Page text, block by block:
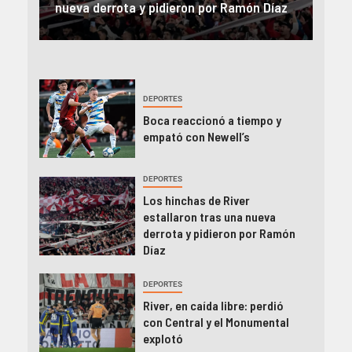
el Monumental explotó
DEPORTES
Boca reaccionó a tiempo y
empató con Newell’s
DEPORTES
Los hinchas de River
estallaron tras una nueva
derrota y pidieron por Ramón
Díaz
DEPORTES
River, en caída libre: perdió
con Central y el Monumental
explotó